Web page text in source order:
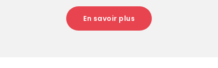
En savoir plus